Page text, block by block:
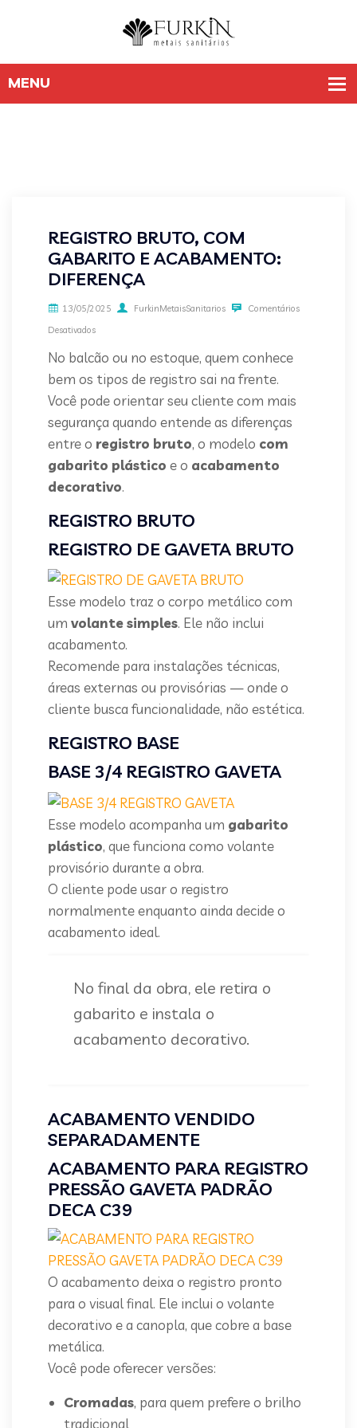
REGISTRO BRUTO, COM
GABARITO E ACABAMENTO:
DIFERENÇA
13/05/2025 FurkinMetaisSanitarios
Comentários
Desativados
No balcão ou no estoque, quem conhece
bem os tipos de registro sai na frente.
Você pode orientar seu cliente com mais
segurança quando entende as diferenças
entre o registro bruto, o modelo com
gabarito plástico e o acabamento
decorativo.
REGISTRO BRUTO
REGISTRO DE GAVETA BRUTO
Esse modelo traz o corpo metálico com
um volante simples. Ele não inclui
acabamento.
Recomende para instalações técnicas,
áreas externas ou provisórias — onde o
cliente busca funcionalidade, não estética.
REGISTRO BASE
BASE 3/4 REGISTRO GAVETA
Esse modelo acompanha um gabarito
plástico, que funciona como volante
provisório durante a obra.
O cliente pode usar o registro
normalmente enquanto ainda decide o
acabamento ideal.
No final da obra, ele retira o
gabarito e instala o
acabamento decorativo.
ACABAMENTO VENDIDO
SEPARADAMENTE
ACABAMENTO PARA REGISTRO
PRESSÃO GAVETA PADRÃO
DECA C39
O acabamento deixa o registro pronto
para o visual final. Ele inclui o volante
decorativo e a canopla, que cobre a base
metálica.
Você pode oferecer versões:
Cromadas, para quem prefere o brilho
tradicional